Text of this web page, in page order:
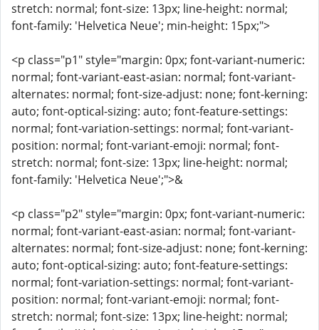
stretch: normal; font-size: 13px; line-height: normal;
font-family: 'Helvetica Neue'; min-height: 15px;">
<p class="p1" style="margin: 0px; font-variant-numeric:
normal; font-variant-east-asian: normal; font-variant-
alternates: normal; font-size-adjust: none; font-kerning:
auto; font-optical-sizing: auto; font-feature-settings:
normal; font-variation-settings: normal; font-variant-
position: normal; font-variant-emoji: normal; font-
stretch: normal; font-size: 13px; line-height: normal;
font-family: 'Helvetica Neue';">&
<p class="p2" style="margin: 0px; font-variant-numeric:
normal; font-variant-east-asian: normal; font-variant-
alternates: normal; font-size-adjust: none; font-kerning:
auto; font-optical-sizing: auto; font-feature-settings:
normal; font-variation-settings: normal; font-variant-
position: normal; font-variant-emoji: normal; font-
stretch: normal; font-size: 13px; line-height: normal;